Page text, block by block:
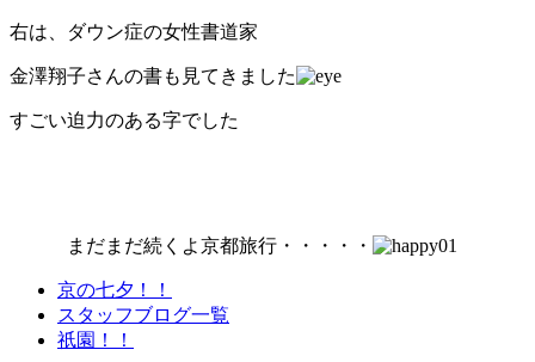
右は、ダウン症の女性書道家
金澤翔子さんの書も見てきました
すごい迫力のある字でした
まだまだ続くよ京都旅行・・・・・
京の七夕！！
スタッフブログ一覧
祇園！！